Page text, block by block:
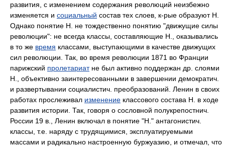
развития, с изменением содержания революций неизбежно
изменяется и социальный состав тех слоев, к-рые образуют Н.
Однако понятие Н. не тождественно понятию "движущие силы
революции": не всегда классы, составляющие Н., оказывались
в то же время классами, выступающими в качестве движущих
сил революции. Так, во время революции 1871 во Франции
парижский пролетариатне был активно поддержан др. слоями
Н., объективно заинтересованными в завершении демократич.
и развертывании социалистич. преобразований. Ленин в своих
работах прослеживал изменение классового состава Н. в ходе
развития истории. Так, говоря о сословной полукрепостнич.
России 19 в., Ленин включал в понятие "Н." антагонистич.
классы, т.е. наряду с трудящимися, эксплуатируемыми
массами и радикально настроенную буржуазию, и отмечал, что